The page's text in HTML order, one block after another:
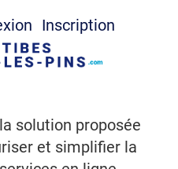
Inscription
solution proposée
et simplifier la